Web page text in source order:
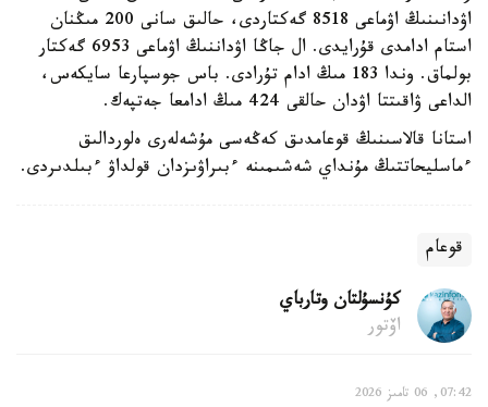
اۋدانىنىڭ اۋماعى 8518 گەكتاردى، حالىق سانى 200 مىڭنان
استام ادامدى قۇرايدى. ال جاڭا اۋداننىڭ اۋماعى 6953 گەكتار
بولماق. وندا 183 مىڭ ادام تۇرادى. باس جوسپارعا سايكەس،
الداعى ۋاقىتتا اۋدان حالقى 424 مىڭ ادامعا جەتپەك.
استانا قالاسىنىڭ قوعامدىق كەڭەسى مۇشەلەرى ەلوردالىق
ءماسليحاتتىڭ مۇنداي شەشىمىنە ءبىراۋىزدان قولداۋ ءبىلدىردى.
قوعام
كۇنسۇلتان وتارباي
اۆتور
07:42, 06 تامىز 2026